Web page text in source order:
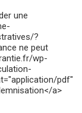
une
?
ne peut
wp-
pdf"
a>